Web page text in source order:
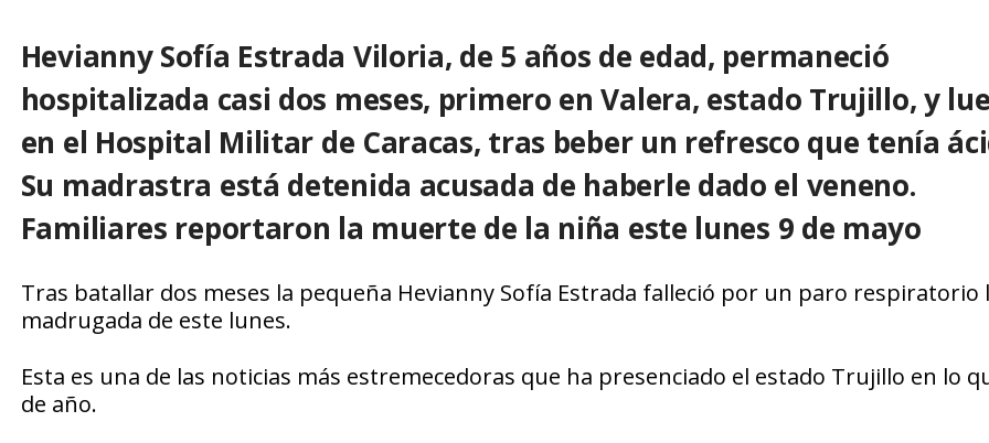
Hevianny Sofía Estrada Viloria, de 5 años de edad, permaneció
hospitalizada casi dos meses, primero en Valera, estado Trujillo, y
en el Hospital Militar de Caracas, tras beber un refresco que tenía
Su madrastra está detenida acusada de haberle dado el veneno.
Familiares reportaron la muerte de la niña este lunes 9 de mayo
Tras batallar dos meses la pequeña Hevianny Sofía Estrada falleció por un paro respiratorio
madrugada de este lunes.
Esta es una de las noticias más estremecedoras que ha presenciado el estado Trujillo en lo
de año.